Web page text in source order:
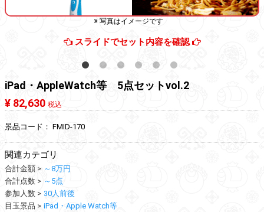
※ 写真はイメージです
スライドでセット内容を確認
iPad・AppleWatch等 5点セットvol.2
¥ 82,630 税込
景品コード： FMID-170
関連カテゴリ
合計金額
～8万円
合計点数
～5点
参加人数
30人前後
目玉景品
iPad・Apple Watch等